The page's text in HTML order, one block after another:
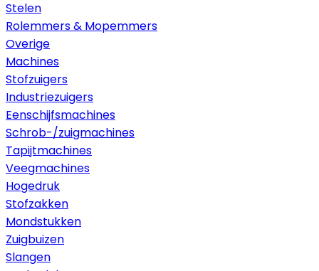
Stelen
Rolemmers & Mopemmers
Overige
Machines
Stofzuigers
Industriezuigers
Eenschijfsmachines
Schrob-/zuigmachines
Tapijtmachines
Veegmachines
Hogedruk
Stofzakken
Mondstukken
Zuigbuizen
Slangen